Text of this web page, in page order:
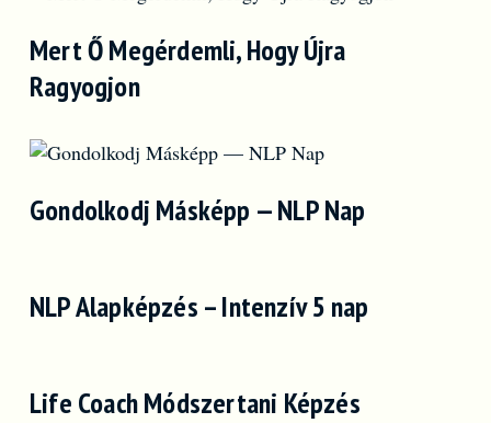
Mert Ő Megérdemli, Hogy Újra
Ragyogjon
Gondolkodj Másképp — NLP Nap
NLP Alapképzés – Intenzív 5 nap
Life Coach Módszertani Képzés